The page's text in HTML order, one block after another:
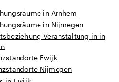
in Arnhem
in Nijmegen
Veranstaltung in in
Ewijk
Nijmegen